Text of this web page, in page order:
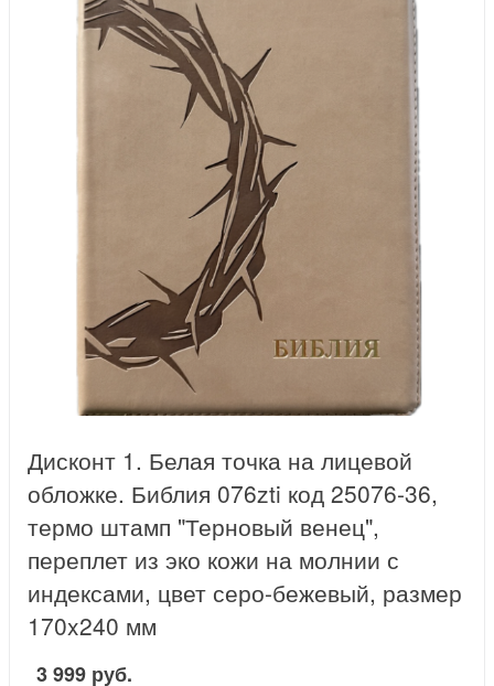
Дисконт 1. Белая точка на лицевой
обложке. Библия 076zti код 25076-36,
термо штамп "Терновый венец",
переплет из эко кожи на молнии с
индексами, цвет серо-бежевый, размер
170x240 мм
3 999 руб.